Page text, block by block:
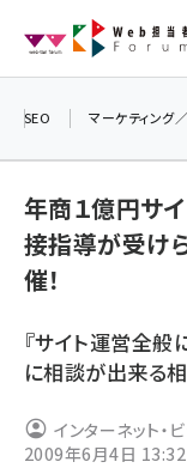
ン
youtube
セミナー
SEO マーケティング
年商１億円サ
接指導が受け
催！
『サイト運営全般
に相談が出来る
インターネット・
2009年6月4日 13:32